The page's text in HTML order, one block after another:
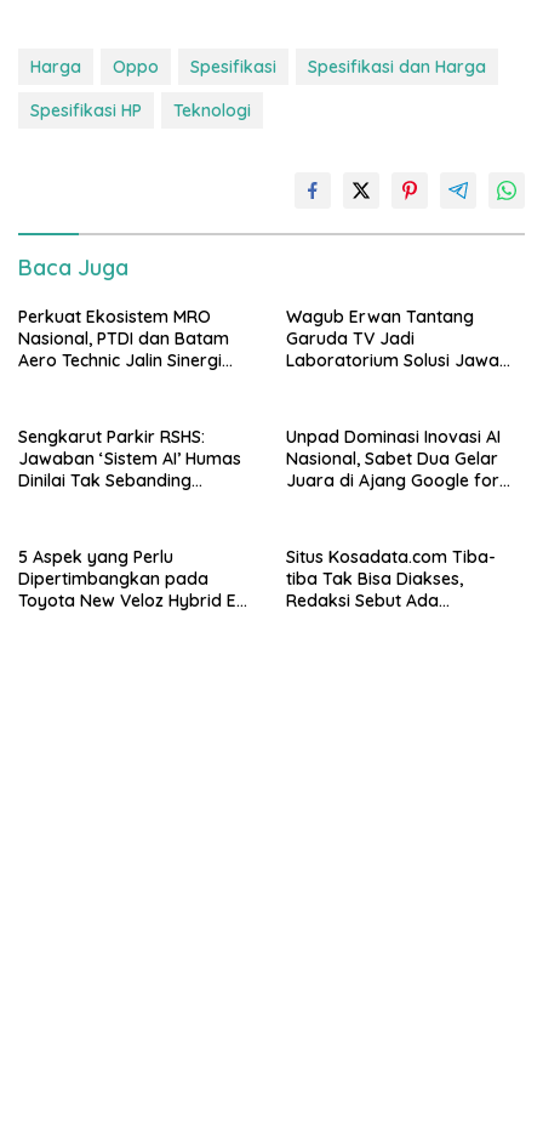
Harga Oppo Spesifikasi
Spesifikasi dan Harga
Spesifikasi HP
Teknologi
Baca Juga
Perkuat Ekosistem MRO
Nasional, PTDI dan Batam
Aero Technic Jalin Sinergi
Wagub Erwan Tantang
Garuda TV Jadi
Laboratorium Solusi Jawa
Sengkarut Parkir RSHS:
Jawaban ‘Sistem AI’ Humas
Dinilai Tak Sebanding
Unpad Dominasi Inovasi AI
Nasional, Sabet Dua Gelar
Juara di Ajang Google for
5 Aspek yang Perlu
Dipertimbangkan pada
Toyota New Veloz Hybrid EV
Situs Kosadata.com Tiba-
tiba Tak Bisa Diakses,
Redaksi Sebut Ada